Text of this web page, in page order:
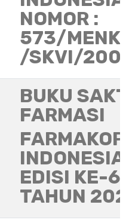
NOMOR :
573/
/SKVI/
BUKU
FARMASI
INDONESIA
EDISI KE-6
TAHUN